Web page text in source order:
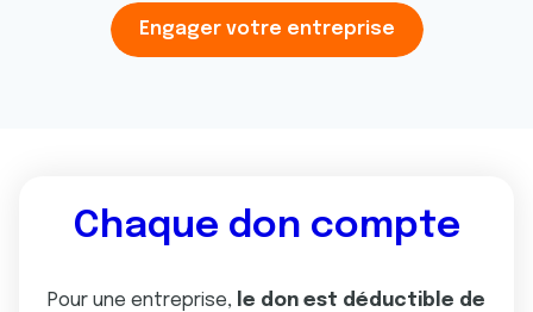
Engager votre entreprise
Chaque don compte
Pour une entreprise, le don est déductible de